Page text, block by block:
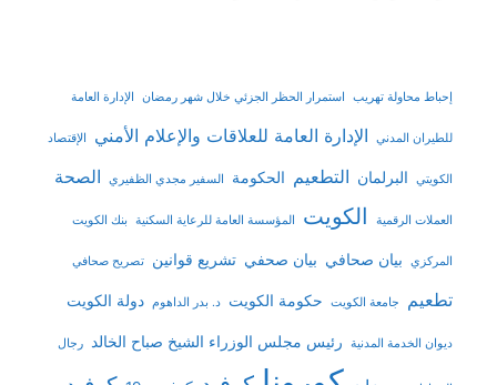
إحباط محاولة تهريب استمرار الحظر الجزئي خلال شهر رمضان الإدارة العامة
للطيران المدني الإدارة العامة للعلاقات والإعلام الأمني الإقتصاد
الكويتي البرلمان التطعيم الحكومة السفير مجدي الظفيري الصحة
العملات الرقمية الكويت المؤسسة العامة للرعاية السكنية بنك الكويت
المركزي بيان صحافي بيان صحفي تشريع قوانين تصريح صحافي
تطعيم جامعة الكويت حكومة الكويت د. بدر الداهوم دولة الكويت
ديوان الخدمة المدنية رئيس مجلس الوزراء الشيخ صباح الخالد رجال